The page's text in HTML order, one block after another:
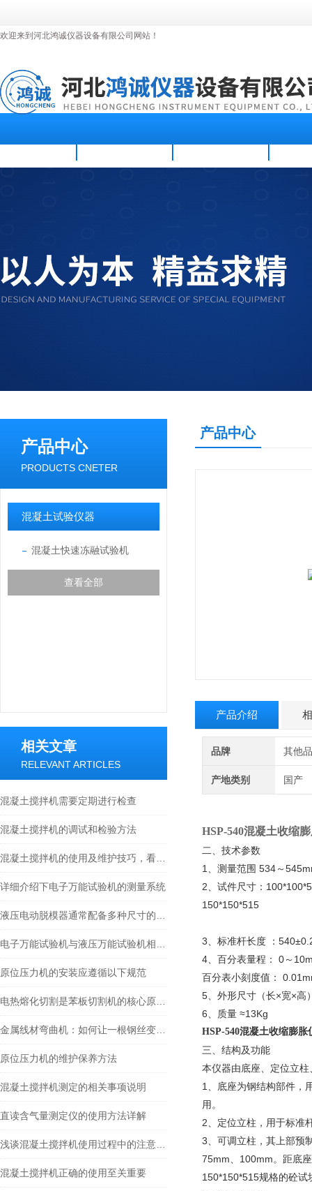
欢迎来到河北鸿诚仪器设备有限公司网站！
产品中心
PRODUCTS CNETER
混凝土试验仪器
混凝土快速冻融试验机
查看全部
相关文章
RELEVANT ARTICLES
混凝土搅拌机需要定期进行检查
混凝土搅拌机的调试和检验方法
详细介绍下电子万能试验机的测量系统
原位压力机的安装应遵循以下规范
原位压力机的维护保养方法
混凝土搅拌机测定的相关事项说明
直读含气量测定仪的使用方法详解
混凝土搅拌机正确的使用至关重要
产品中心
产品介绍
品牌 其他
产地类别 国产
HSP-540混凝土收缩
二、技术参数
1、测量范围 534～
2、试件尺寸：
150*150*515
3、标准杆长度 ：
4、百分表量程： 0～
百分表小刻度值：
5、外形尺寸（长×宽×高
6、质量 ≈13Kg
HSP-540混凝土收缩膨胀
三、结构及功能
本仪器由底座、定位立
1、底座为钢结构部件，
用。
2、定位立柱，用于标准
3、可调立柱，其上部预
75mm、100mm。距底
150*150*515规格的砼